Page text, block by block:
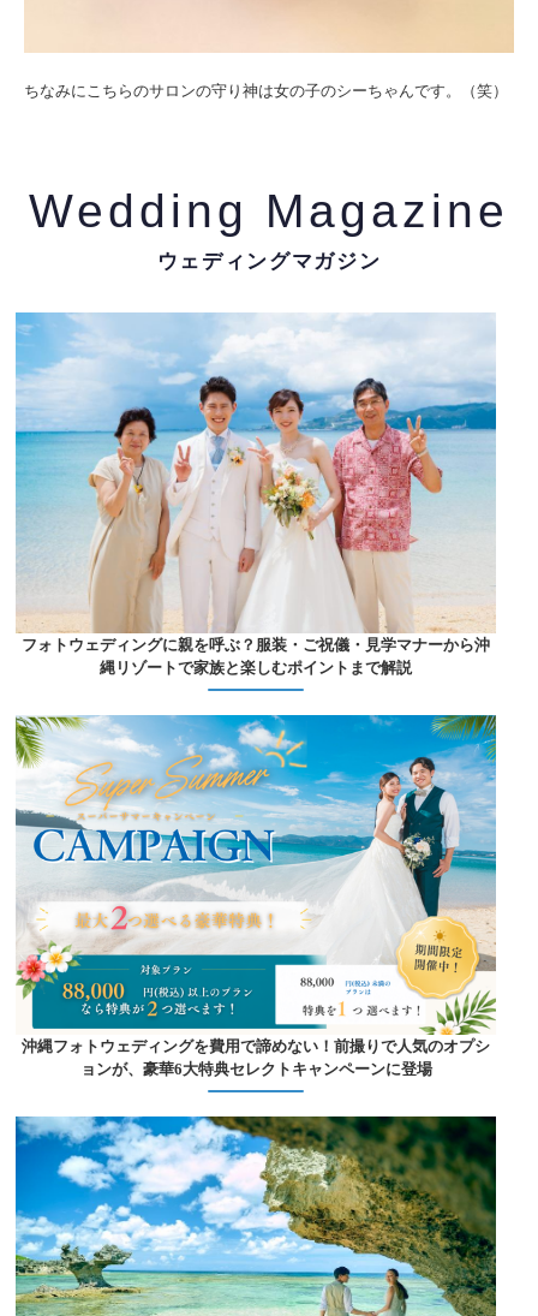
ちなみにこちらのサロンの守り神は女の子のシーちゃんです。（笑）
Wedding Magazine
ウェディングマガジン
フォトウェディングに親を呼ぶ？服装・ご祝儀・見学マナーから沖
縄リゾートで家族と楽しむポイントまで解説
沖縄フォトウェディングを費用で諦めない！前撮りで人気のオプシ
ョンが、豪華6大特典セレクトキャンペーンに登場